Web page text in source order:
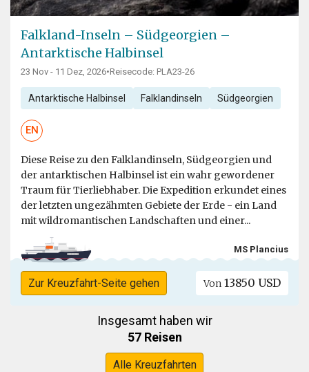
Falkland-Inseln – Südgeorgien –
Antarktische Halbinsel
23 Nov - 11 Dez, 2026•Reisecode: PLA23-26
Antarktische Halbinsel Falklandinseln Südgeorgien
EN
Diese Reise zu den Falklandinseln, Südgeorgien und
der antarktischen Halbinsel ist ein wahr gewordener
Traum für Tierliebhaber. Die Expedition erkundet eines
der letzten ungezähmten Gebiete der Erde - ein Land
mit wildromantischen Landschaften und einer...
MS Plancius
Zur Kreuzfahrt-Seite gehen Von 13850 USD
Insgesamt haben wir
57 Reisen
Alle Kreuzfahrten